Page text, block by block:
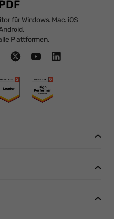
für Windows, Mac, iOS
Plattformen.